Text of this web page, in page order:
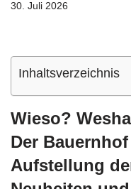
30. Juli 2026
Inhaltsverzeichnis
Wieso?
Der
Aufstellung